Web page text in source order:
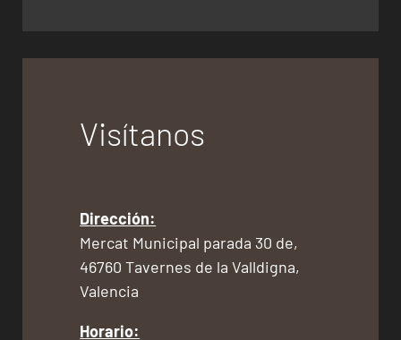
Visítanos
Dirección:
Mercat Municipal parada 30 de,
46760 Tavernes de la Valldigna,
Valencia
Horario: